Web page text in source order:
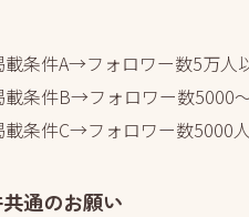
載条件A→フォロワー数5万人
載条件B→フォロワー数5000
載条件C→フォロワー数5000
通のお願い